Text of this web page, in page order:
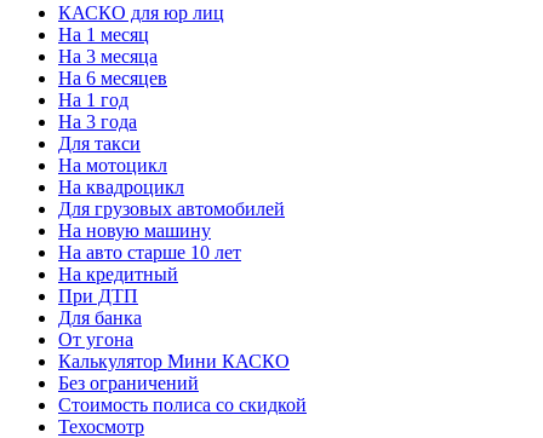
КАСКО для юр лиц
На 1 месяц
На 3 месяца
На 6 месяцев
На 1 год
На 3 года
Для такси
На мотоцикл
На квадроцикл
Для грузовых автомобилей
На новую машину
На авто старше 10 лет
На кредитный
При ДТП
Для банка
От угона
Калькулятор Мини КАСКО
Без ограничений
Стоимость полиса со скидкой
Техосмотр